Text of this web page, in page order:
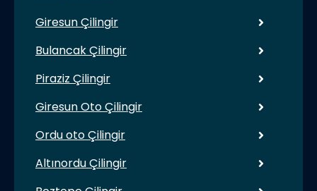
Giresun Çilingir
Bulancak Çilingir
Piraziz Çilingir
Giresun Oto Çilingir
Ordu oto Çilingir
Altınordu Çilingir